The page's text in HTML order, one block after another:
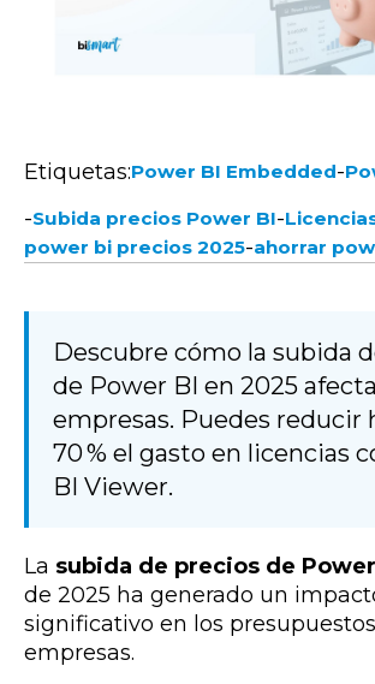
Etiquetas:Power BI Embedded-
-Subida precios Power BI-
power bi precios 2025-ahorrar
Descubre cómo la subida
de Power BI en 2025
empresas. Puedes reducir
70 % el gasto en licencias
BI Viewer.
La subida de precios de
de 2025 ha generado un
significativo en los
empresas.